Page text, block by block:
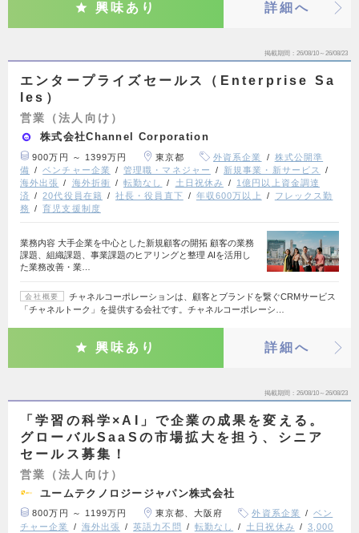
興味あり 詳細へ
掲載期間 26/08/10～26/08/23
エンタープライズセールス（Enterprise Sa
les）
営業（法人向け）
株式会社Channel Corporation
900万円 ～ 1399万円 東京都 外資系企業
株式公開準
備
ベンチャー企業 管理職・マネジャー
新規事業・新サービス
海外出張
海外折衝 転勤なし 土日祝休み
1億円以上資金調達
済
20代役員在籍 社長・役員直下 年収600万以上
フレックス勤
務
育児支援制度
業務内容 大手企業を中心とした新規顧客の開拓 顧客の業務
課題、組織課題、事業課題のヒアリングと整理 AIを活用し
た業務改善・業…
会社概要
チャネルコーポレーションは、顧客とブランドを繋ぐCRMサービス
「チャネルトーク」を提供する会社です。チャネルコーポレーシ…
興味あり 詳細へ
掲載期間 26/08/10～26/08/23
「学習の科学×AI」で企業の成果を変える。
グローバルSaaSの市場拡大を担う、シニア
セールス募集！
営業（法人向け）
ユームテクノロジージャパン株式会社
800万円 ～ 1199万円 東京都、大阪府 外資系企業
ベン
チャー企業
海外出張 英語力不問 転勤なし 土日祝休み
3,000